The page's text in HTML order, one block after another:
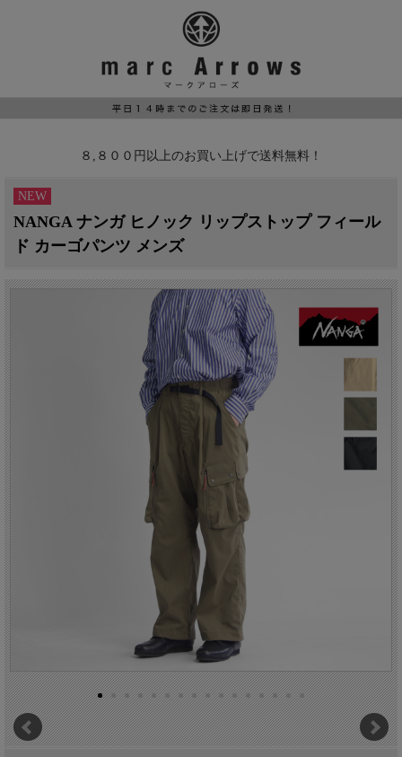
８,８００円以上のお買い上げで送料無料！
NEW
NANGA ナンガ ヒノック リップストップ フィール
ド カーゴパンツ メンズ